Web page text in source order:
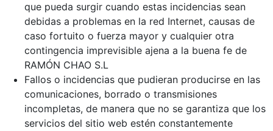
que pueda surgir cuando estas incidencias sean
debidas a problemas en la red Internet, causas de
caso fortuito o fuerza mayor y cualquier otra
contingencia imprevisible ajena a la buena fe de
RAMÓN CHAO S.L
Fallos o incidencias que pudieran producirse en las
comunicaciones, borrado o transmisiones
incompletas, de manera que no se garantiza que los
servicios del sitio web estén constantemente